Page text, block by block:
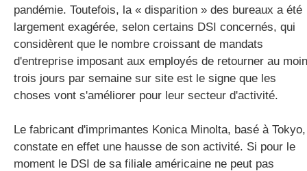
pandémie. Toutefois, la « disparition » des bureaux a été
largement exagérée, selon certains DSI concernés, qui
considèrent que le nombre croissant de mandats
d'entreprise imposant aux employés de retourner au
trois jours par semaine sur site est le signe que les
choses vont s'améliorer pour leur secteur d'activité.
Le fabricant d'imprimantes Konica Minolta, basé à Tokyo,
constate en effet une hausse de son activité. Si pour le
moment le DSI de sa filiale américaine ne peut pas